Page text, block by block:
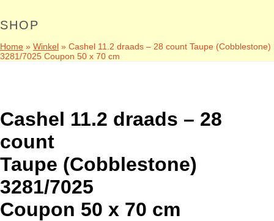
SHOP
Home » Winkel » Cashel 11.2 draads – 28 count Taupe (Cobblestone)
3281/7025 Coupon 50 x 70 cm
Cashel 11.2 draads – 28
count
Taupe (Cobblestone)
3281/7025
Coupon 50 x 70 cm